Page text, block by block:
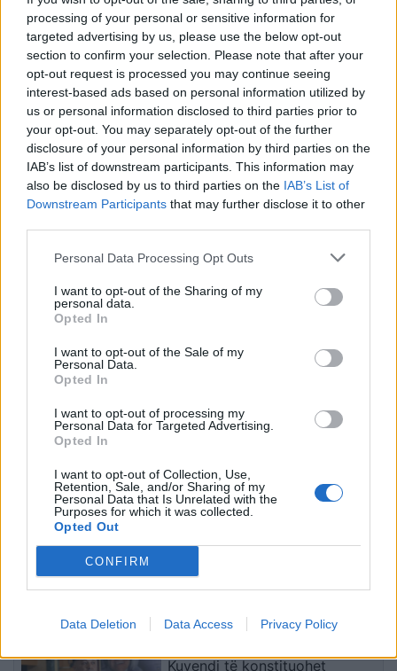
processing of your personal or sensitive information for
targeted advertising by us, please use the below opt-out
section to confirm your selection. Please note that after your
opt-out request is processed you may continue seeing
interest-based ads based on personal information utilized by
us or personal information disclosed to third parties prior to
your opt-out. You may separately opt-out of the further
disclosure of your personal information by third parties on the
IAB’s list of downstream participants. This information may
also be disclosed by us to third parties on the IAB’s List of
Downstream Participants that may further disclose it to other
Personal Data Processing Opt Outs
I want to opt-out of the Sharing of my
personal data.
Opted In
I want to opt-out of the Sale of my
Personal Data.
Opted In
I want to opt-out of processing my
Personal Data for Targeted Advertising.
Opted In
I want to opt-out of Collection, Use,
Retention, Sale, and/or Sharing of my
Personal Data that Is Unrelated with the
Purposes for which it was collected.
Opted Out
CONFIRM
Data Deletion Data Access Privacy Policy
Aksident i rëndë në Papër,
makina godet trasenë
anësore të rrugës
Eric Wendt ambasadori i
ardhshëm i SHBA-së në
Shqipëri, ambasada: Do të
përkrahë objektivat e
Trump për NATO-n dhe
sigurinë
Horoskopi i sotëm, 8
gusht 2026: Cilat janë
shenjat më me fat
Temperaturat arrijnë 40°C
në Tiranë, vapë
përvëluese edhe në
parashikimi për sot
Lushnjë, merr flakë
furgoni me targa të
dyshohet defekt teknik
Përplasje mes tre
lëndohet
të fundit
drejtësisë
Kuvendi të konstituohet